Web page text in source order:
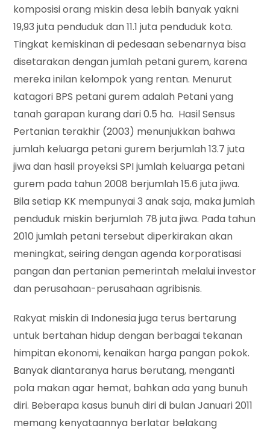
komposisi orang miskin desa lebih banyak yakni
19,93 juta penduduk dan 11.1 juta penduduk kota.
Tingkat kemiskinan di pedesaan sebenarnya bisa
disetarakan dengan jumlah petani gurem, karena
mereka inilan kelompok yang rentan. Menurut
katagori BPS petani gurem adalah Petani yang
tanah garapan kurang dari 0.5 ha. Hasil Sensus
Pertanian terakhir (2003) menunjukkan bahwa
jumlah keluarga petani gurem berjumlah 13.7 juta
jiwa dan hasil proyeksi SPI jumlah keluarga petani
gurem pada tahun 2008 berjumlah 15.6 juta jiwa.
Bila setiap KK mempunyai 3 anak saja, maka jumlah
penduduk miskin berjumlah 78 juta jiwa. Pada tahun
2010 jumlah petani tersebut diperkirakan akan
meningkat, seiring dengan agenda korporatisasi
pangan dan pertanian pemerintah melalui investor
dan perusahaan-perusahaan agribisnis.
Rakyat miskin di Indonesia juga terus bertarung
untuk bertahan hidup dengan berbagai tekanan
himpitan ekonomi, kenaikan harga pangan pokok.
Banyak diantaranya harus berutang, menganti
pola makan agar hemat, bahkan ada yang bunuh
diri. Beberapa kasus bunuh diri di bulan Januari 2011
memang kenyataannya berlatar belakang